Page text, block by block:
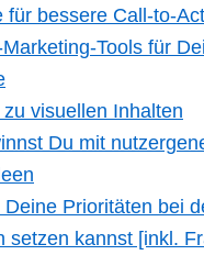
für bessere Call-to-
Tools für
zu visuellen Inhalten
Du mit
Deine Prioritäten bei
setzen kannst [inkl.